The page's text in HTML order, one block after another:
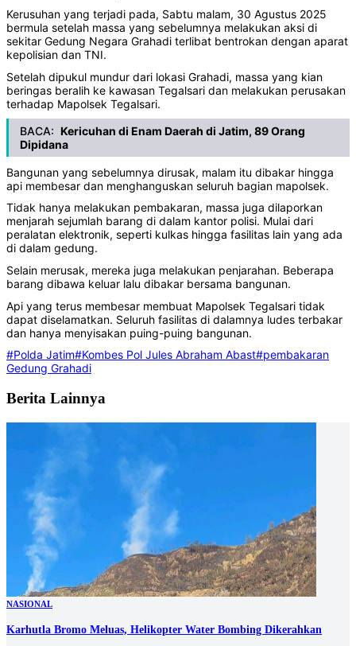
Kerusuhan yang terjadi pada, Sabtu malam, 30 Agustus 2025
bermula setelah massa yang sebelumnya melakukan aksi di
sekitar Gedung Negara Grahadi terlibat bentrokan dengan aparat
kepolisian dan TNI.
Setelah dipukul mundur dari lokasi Grahadi, massa yang kian
beringas beralih ke kawasan Tegalsari dan melakukan perusakan
terhadap Mapolsek Tegalsari.
BACA: Kericuhan di Enam Daerah di Jatim, 89 Orang
Dipidana
Bangunan yang sebelumnya dirusak, malam itu dibakar hingga
api membesar dan menghanguskan seluruh bagian mapolsek.
Tidak hanya melakukan pembakaran, massa juga dilaporkan
menjarah sejumlah barang di dalam kantor polisi. Mulai dari
peralatan elektronik, seperti kulkas hingga fasilitas lain yang ada
di dalam gedung.
Selain merusak, mereka juga melakukan penjarahan. Beberapa
barang dibawa keluar lalu dibakar bersama bangunan.
Api yang terus membesar membuat Mapolsek Tegalsari tidak
dapat diselamatkan. Seluruh fasilitas di dalamnya ludes terbakar
dan hanya menyisakan puing-puing bangunan.
#Polda Jatim#Kombes Pol Jules Abraham Abast#pembakaran
Gedung Grahadi
Berita Lainnya
NASIONAL
Karhutla Bromo Meluas, Helikopter Water Bombing Dikerahkan